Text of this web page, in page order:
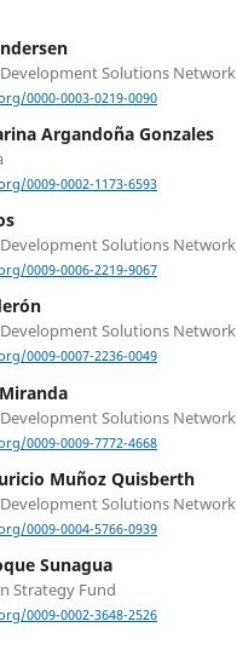
Solutions Network
0000-0003-0219-0090
Argandoña Gonzales
0009-0002-1173-6593
Solutions Network
0009-0006-2219-9067
Solutions Network
0009-0007-2236-0049
Solutions Network
0009-0009-7772-4668
Muñoz Quisberth
Solutions Network
0009-0004-5766-0939
Sunagua
Strategy Fund
0009-0002-3648-2526